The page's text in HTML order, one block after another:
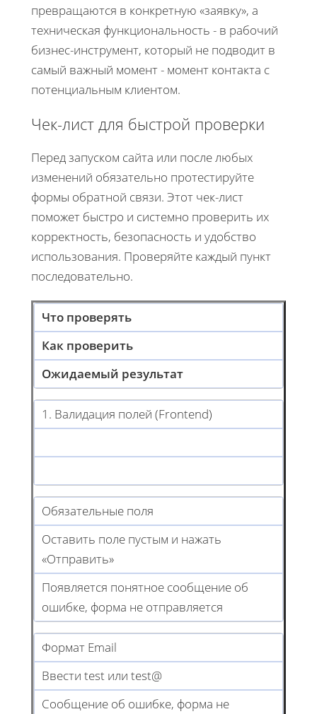
превращаются в конкретную «заявку», а
техническая функциональность - в рабочий
бизнес-инструмент, который не подводит в
самый важный момент - момент контакта с
потенциальным клиентом.
Чек-лист для быстрой проверки
Перед запуском сайта или после любых
изменений обязательно протестируйте
формы обратной связи. Этот чек-лист
поможет быстро и системно проверить их
корректность, безопасность и удобство
использования. Проверяйте каждый пункт
последовательно.
Что проверять
Как проверить
Ожидаемый результат
1. Валидация полей (Frontend)
Обязательные поля
Оставить поле пустым и нажать
«Отправить»
Появляется понятное сообщение об
ошибке, форма не отправляется
Формат Email
Ввести test или test@
Сообщение об ошибке, форма не